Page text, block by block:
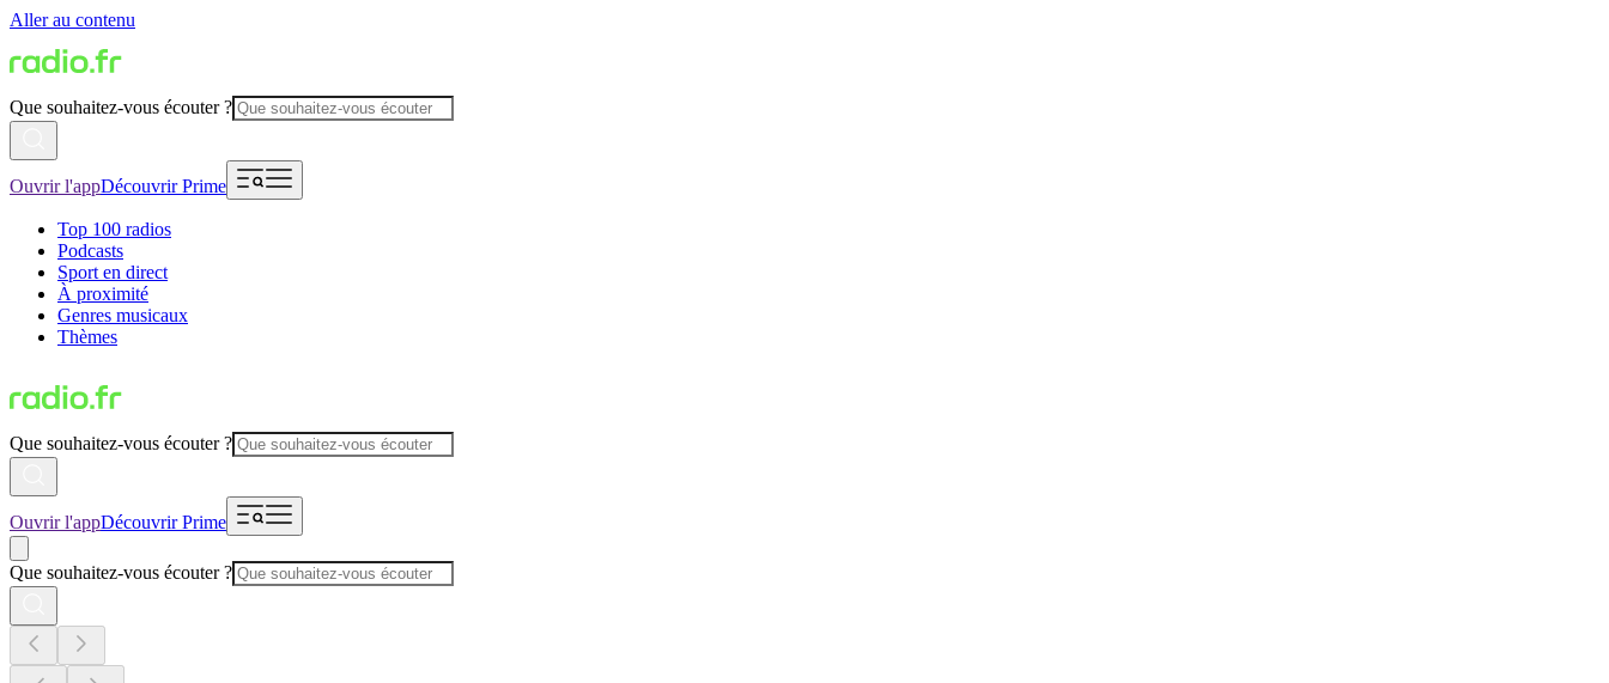
Aller au contenu
Que souhaitez-vous écouter ?
Ouvrir l'appDécouvrir Prime
Top 100 radios
Podcasts
Sport en direct
À proximité
Genres musicaux
Thèmes
Que souhaitez-vous écouter ?
Ouvrir l'appDécouvrir Prime
Que souhaitez-vous écouter ?